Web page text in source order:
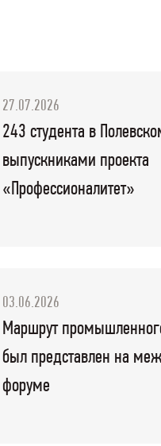
27.07.2026
243 студента в
выпускниками проекта
«Профессионалитет»
03.06.2026
Маршрут
был представлен на
форуме